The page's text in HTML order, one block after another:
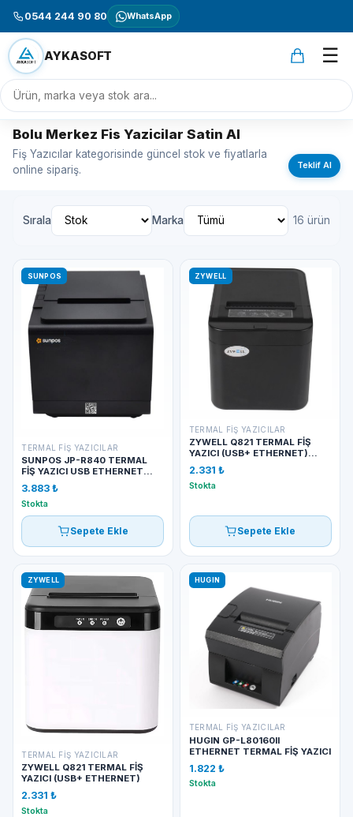
0544 244 90 80 WhatsApp
AYKASOFT ☰
Bolu Merkez Fis Yazicilar Satin Al
Fiş Yazıcılar kategorisinde güncel stok ve fiyatlarla
online sipariş.
Teklif Al
Sırala Marka 16 ürün
SUNPOS
TERMAL FIŞ YAZICILAR
SUNPOS JP-R840 TERMAL
FİŞ YAZICI USB ETHERNET
SERI
3.883 ₺
Stokta
Sepete Ekle
ZYWELL
TERMAL FIŞ YAZICILAR
ZYWELL Q821 TERMAL FİŞ
YAZICI (USB+ ETHERNET)
2.331 ₺
Stokta
Sepete Ekle
ZYWELL
TERMAL FIŞ YAZICILAR
ZYWELL Q821 TERMAL FİŞ
YAZICI (USB+ ETHERNET)
2.331 ₺
Stokta
HUGIN
TERMAL FIŞ YAZICILAR
HUGIN GP-L80160II
ETHERNET TERMAL FİŞ YAZICI
1.822 ₺
Stokta